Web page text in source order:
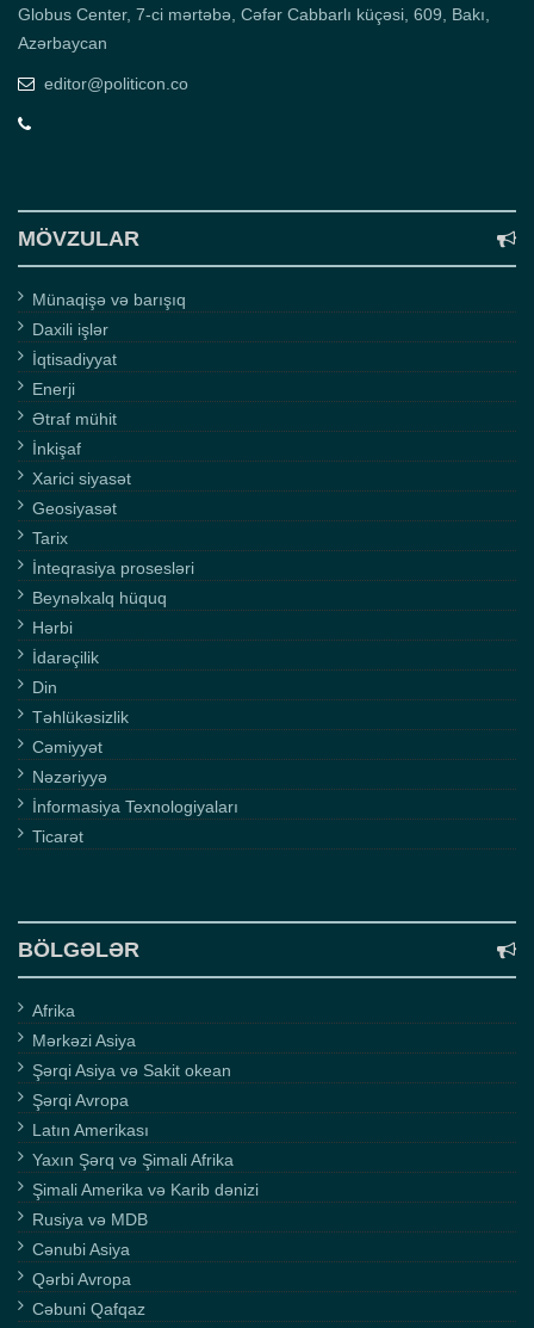
Globus Center, 7-ci mərtəbə, Cəfər Cabbarlı küçəsi, 609, Bakı,
Azərbaycan
editor@politicon.co
MÖVZULAR
Münaqişə və barışıq
Daxili işlər
İqtisadiyyat
Enerji
Ətraf mühit
İnkişaf
Xarici siyasət
Geosiyasət
Tarix
İnteqrasiya prosesləri
Beynəlxalq hüquq
Hərbi
İdarəçilik
Din
Təhlükəsizlik
Cəmiyyət
Nəzəriyyə
İnformasiya Texnologiyaları
Ticarət
BÖLGƏLƏR
Afrika
Mərkəzi Asiya
Şərqi Asiya və Sakit okean
Şərqi Avropa
Latın Amerikası
Yaxın Şərq və Şimali Afrika
Şimali Amerika və Karib dənizi
Rusiya və MDB
Cənubi Asiya
Qərbi Avropa
Cəbuni Qafqaz